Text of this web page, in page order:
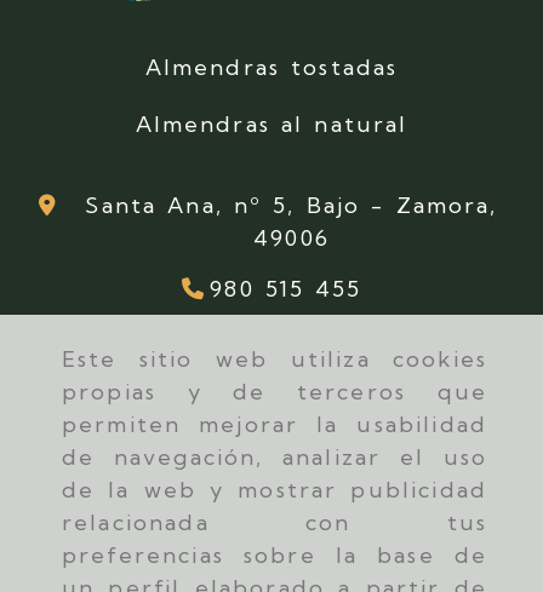
Este sitio web utiliza cookies
propias y de terceros que
permiten mejorar la usabilidad
de navegación, analizar el uso
de la web y mostrar publicidad
relacionada con tus
preferencias sobre la base de
Almendras tostadas
Almendras al natural
Santa Ana, nº 5, Bajo - Zamora,
49006
980 515 455